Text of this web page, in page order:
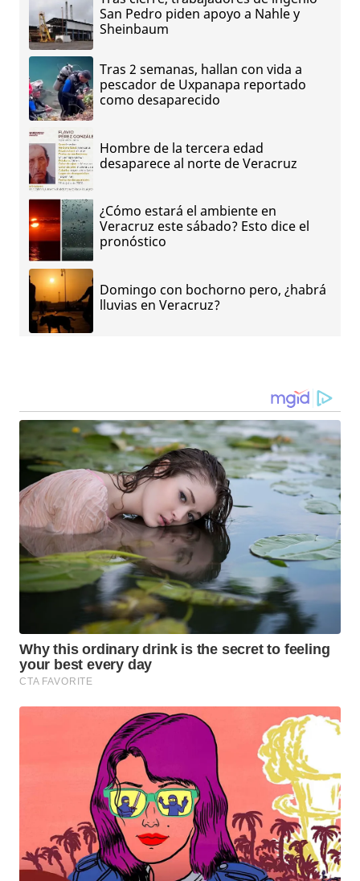
San Pedro piden apoyo a Nahle y
Sheinbaum
Tras 2 semanas, hallan con vida a
pescador de Uxpanapa reportado
como desaparecido
Hombre de la tercera edad
desaparece al norte de Veracruz
¿Cómo estará el ambiente en
Veracruz este sábado? Esto dice el
pronóstico
Domingo con bochorno pero, ¿habrá
lluvias en Veracruz?